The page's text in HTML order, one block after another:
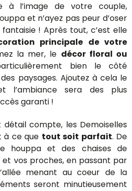
à l’image de votre couple,
et n’ayez pas peur d’oser
! Après tout, c’est elle
principale de votre
la mer, le décor floral ou
bien le côté
paysages. Ajoutez à cela le
l’ambiance sera des plus
garanti !
compte, les Demoiselles
à ce que tout soit parfait. De
houppa et des chaises de
vos proches, en passant par
menant au coeur de la
seront minutieusement